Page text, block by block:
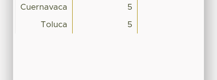
Cuernavaca 5
Toluca 5